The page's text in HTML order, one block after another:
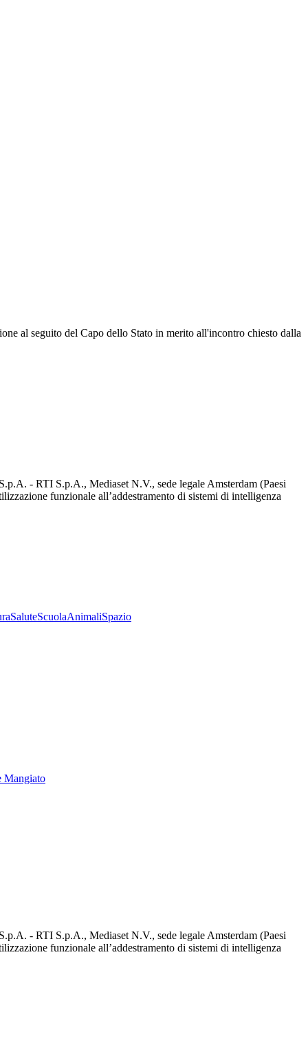
al seguito del Capo dello Stato in merito all'incontro chiesto dalla
- RTI S.p.A., Mediaset N.V., sede legale Amsterdam (Paesi
funzionale all’addestramento di sistemi di intelligenza
SaluteScuolaAnimaliSpazio
Mangiato
- RTI S.p.A., Mediaset N.V., sede legale Amsterdam (Paesi
funzionale all’addestramento di sistemi di intelligenza